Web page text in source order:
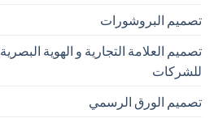
تصميم البروشورات
تصميم العلامة التجارية و الهوية البصرية
للشركات
تصميم الورق الرسمي